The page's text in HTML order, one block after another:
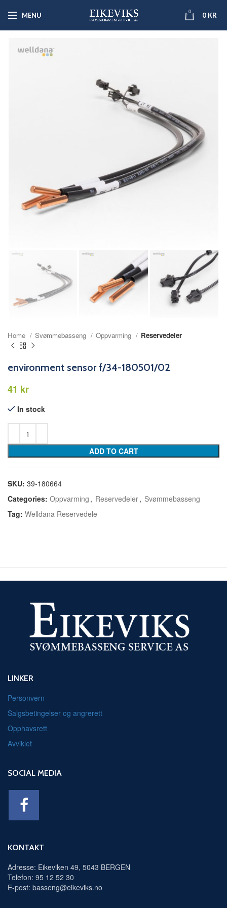
MENU 0 0 KR
Home Svømmebasseng Oppvarming Reservedeler
environment sensor f/34-180501/02
kr
In stock
ADD TO CART
SKU: 39-180664
Categories: Oppvarming , Reservedeler, Svømmebasseng
Tag: Welldana Reservedele
LINKER
Personvern
Salgsbetingelser og angrerett
Opphavsrett
Avviklet
SOCIAL MEDIA
KONTAKT
Adresse: Eikeviken 49, 5043 BERGEN
Telefon: 95 12 52 30
E-post: basseng@eikeviks.no